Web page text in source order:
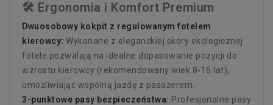
🛠️ Ergonomia i Komfort Premium
Dwuosobowy kokpit z regulowanym fotelem
kierowcy: Wykonane z eleganckiej skóry ekologicznej
fotele pozwalają na idealne dopasowanie pozycji do
wzrostu kierowcy (rekomendowany wiek 8-16 lat),
umożliwiając wspólną jazdę z pasażerem.
3-punktowe pasy bezpieczeństwa: Profesjonalne pasy